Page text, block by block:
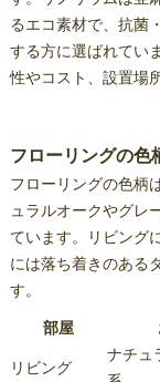
るエコ素材で、抗菌
する方に選ばれてい
性やコスト、設置場
フローリングの色
フローリングの色柄
ュラルオークやグレ
ています。リビング
には落ち着きのある
す。
部屋
リビング
ナチュ